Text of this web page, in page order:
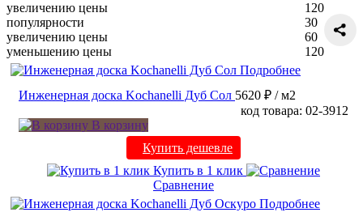
увеличению цены
популярности
увеличению цены
уменьшению цены
120
30
60
120
Подробнее
Инженерная доска Kochanelli Дуб Сол 5620 ₽ / м2
код товара: 02-3912
В корзину
Купить дешевле
Купить в 1 клик
Сравнение
Подробнее